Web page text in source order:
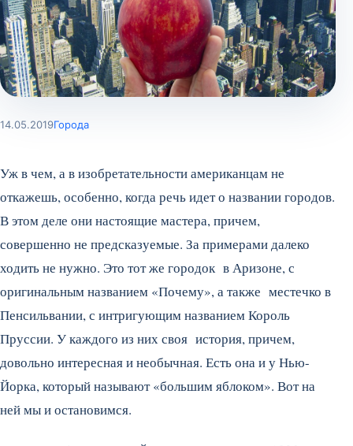
14.05.2019Города
Уж в чем, а в изобретательности американцам не
откажешь, особенно, когда речь идет о названии городов.
В этом деле они настоящие мастера, причем,
совершенно не предсказуемые. За примерами далеко
ходить не нужно. Это тот же городок в Аризоне, с
оригинальным названием «Почему», а также местечко в
Пенсильвании, с интригующим названием Король
Пруссии. У каждого из них своя история, причем,
довольно интересная и необычная. Есть она и у Нью-
Йорка, который называют «большим яблоком». Вот на
ней мы и остановимся.